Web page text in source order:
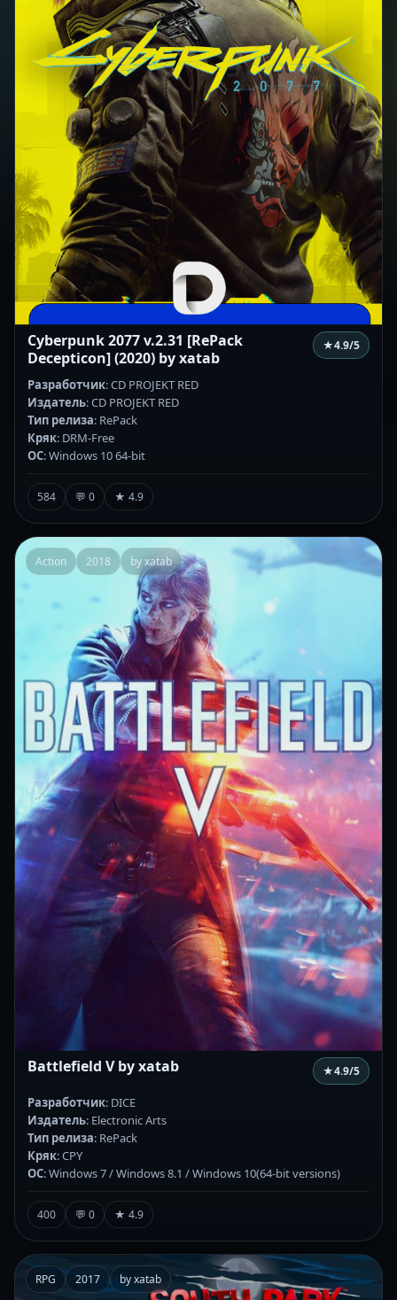
Cyberpunk 2077 v.2.31 [RePack
Decepticon] (2020) by xatab
★4.9/5
Разработчик: CD PROJEKT RED
Издатель: CD PROJEKT RED
Тип релиза: RePack
Кряк: DRM-Free
ОС: Windows 10 64-bit
584 💬 0 ★ 4.9
Action 2018 by xatab
Battlefield V by xatab ★4.9/5
Разработчик: DICE
Издатель: Electronic Arts
Тип релиза: RePack
Кряк: CPY
ОС: Windows 7 / Windows 8.1 / Windows 10(64-bit versions)
400 💬 0 ★ 4.9
RPG 2017 by xatab